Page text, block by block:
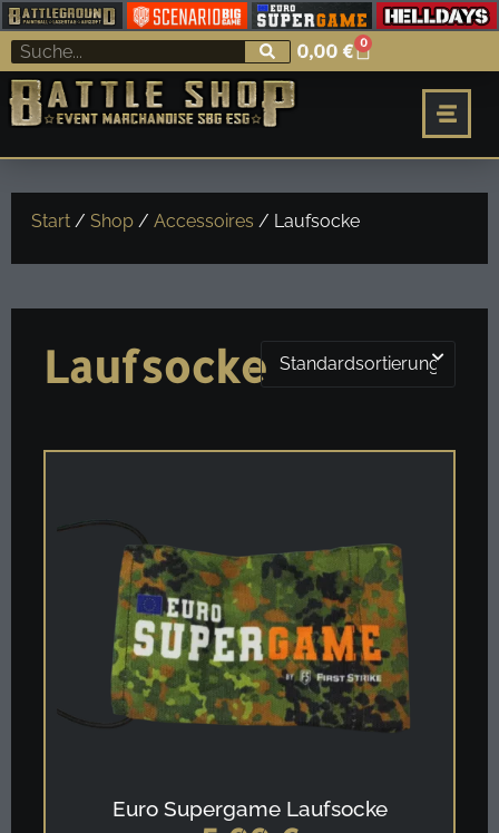
0,00 € 0
Start /Shop /Accessoires / Laufsocke
Laufsocke
Euro Supergame Laufsocke